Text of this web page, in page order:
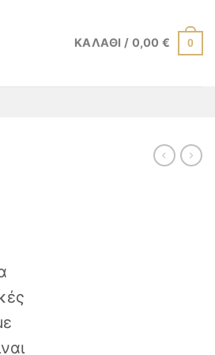
ΚΑΛΆΘΙ / 0,00€ 0